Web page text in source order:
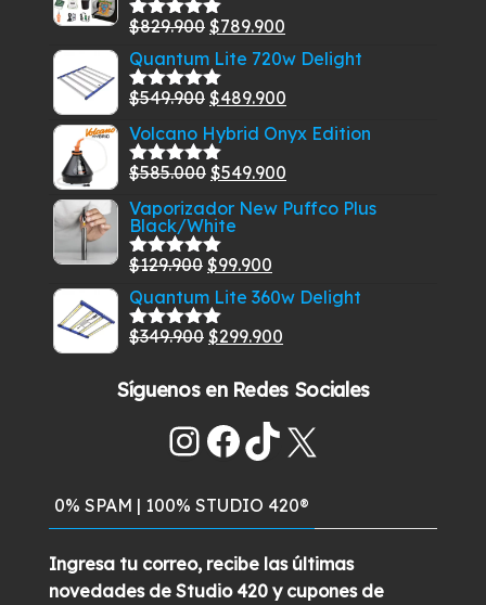
Valorado
con
de
5
$829.900 El
precio
original
era:
$829.900.
$789.900
precio
es:
$789.900.
Quantum Lite 720w Delight
Valorado
5
$549.900 El
precio
original
era:
$549.900.
$489.900
precio
es:
$489.900.
Volcano Hybrid Onyx Edition
Valorado
5
$585.000 El
precio
original
era:
$585.000.
$549.900
precio
Vaporizador New Puffco Plus
Black/White
Valorado
con
de
5
$129.900 El
precio
original
era:
$99.900
precio
es:
Quantum Lite 360w Delight
Valorado
5
$349.900 El
original
$349.900.
$299.900
actual
$299.900.
Síguenos en Redes Sociales
Instagram
Facebook
TikTok
X
0% SPAM | 100% STUDIO 420®
Ingresa tu correo, recibe las últimas
novedades de Studio 420 y cupones de